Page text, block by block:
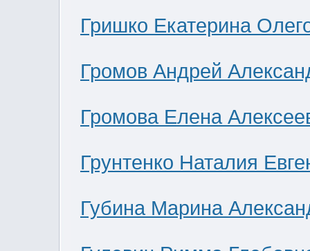
Гришко Екатерина
Громов Андрей
Громова Елена
Грунтенко Наталия
Губина Марина